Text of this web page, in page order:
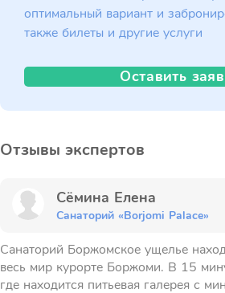
оптимальный вариант и
также билеты и другие услуги
Оставить
Отзывы экспертов
Сёмина Елена
Санаторий «Borjomi Palace»
Санаторий Боржомское ущелье
весь мир курорте Боржоми. В 15
где находится питьевая галерея с